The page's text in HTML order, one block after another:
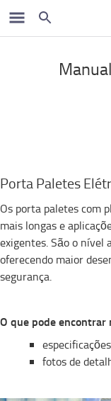
Porta Paletes
Os porta paletes com
mais longas e
exigentes. São o nível
oferecendo maior
segurança.
O que pode encontrar
fotos de